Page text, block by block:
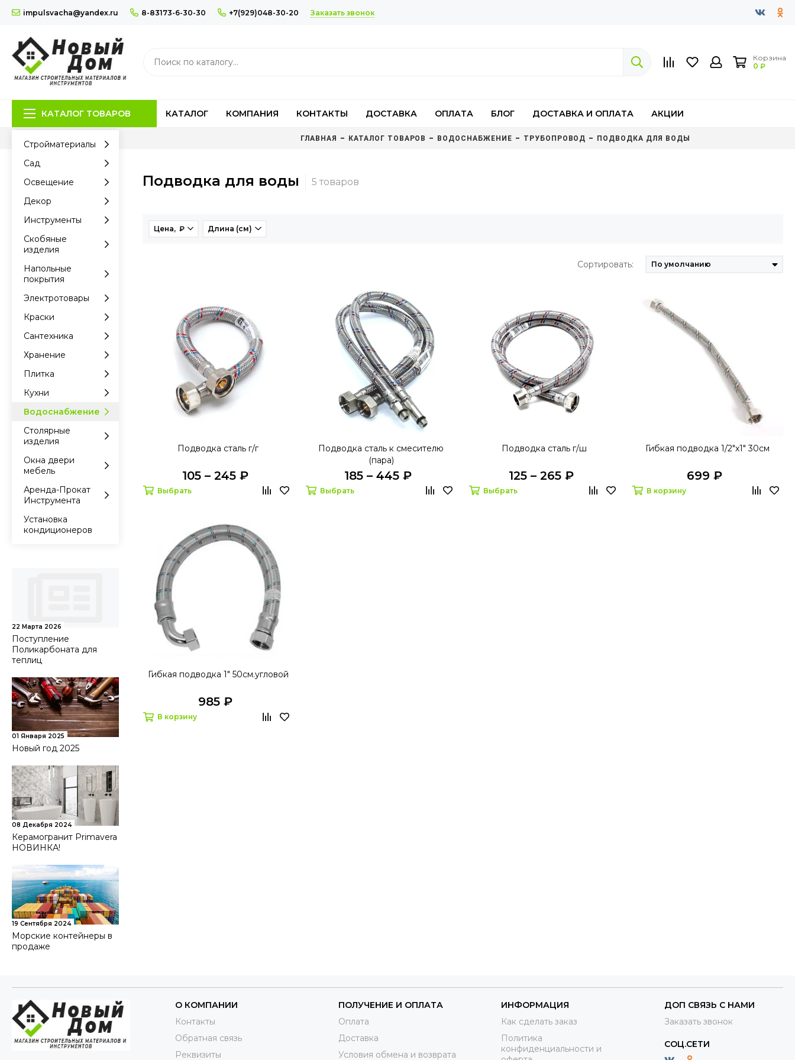
impulsvacha@yandex.ru 8-83173-6-30-30 +7(929)048-30-20 Заказать звонок
Корзина
0 ₽
КАТАЛОГ ТОВАРОВ КАТАЛОГ КОМПАНИЯ КОНТАКТЫ ДОСТАВКА ОПЛАТА БЛОГ ДОСТАВКА И ОПЛАТА АКЦИИ
ГЛАВНАЯ КАТАЛОГ ТОВАРОВ ВОДОСНАБЖЕНИЕ ТРУБОПРОВОД ПОДВОДКА ДЛЯ ВОДЫ
Стройматериалы
Сад
Освещение
Декор
Инструменты
Скобяные
изделия
Напольные
покрытия
Электротовары
Краски
Сантехника
Хранение
Плитка
Кухни
Водоснабжение
Столярные
изделия
Окна двери
мебель
Аренда-Прокат
Инструмента
Установка
кондиционеров
22 Марта 2026
Поступление
Поликарбоната для
теплиц
01 Января 2025
Новый год 2025
08 Декабря 2024
Керамогранит Primavera
НОВИНКА!
19 Сентября 2024
Морские контейнеры в
продаже
Подводка для воды
Цена, ₽ Длина (см)
Сортировать:
Подводка сталь г/г
105 – 245 ₽
Выбрать
Подводка сталь к смесителю
(пара)
185 – 445 ₽
Выбрать
Подводка сталь г/ш
125 – 265 ₽
Выбрать
Гибкая подводка 1/2"х1" 30см
699 ₽
В корзину
Гибкая подводка 1" 50см.угловой
985 ₽
В корзину
О КОМПАНИИ
Контакты
Обратная связь
Реквизиты
ПОЛУЧЕНИЕ И ОПЛАТА
Оплата
Доставка
Условия обмена и возврата
ИНФОРМАЦИЯ
Как сделать заказ
Политика
конфиденциальности и
ДОП СВЯЗЬ С НАМИ
Заказать звонок
СОЦ.СЕТИ